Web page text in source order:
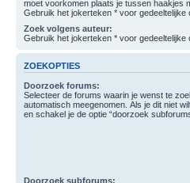
moet voorkomen plaats je tussen haakjes
Gebruik het jokerteken * voor gedeeltelijke
Zoek volgens auteur:
Gebruik het jokerteken * voor gedeeltelijke
ZOEKOPTIES
Doorzoek forums:
Selecteer de forums waarin je wenst te
automatisch meegenomen. Als je dit niet
en schakel je de optie “doorzoek
Doorzoek subforums: